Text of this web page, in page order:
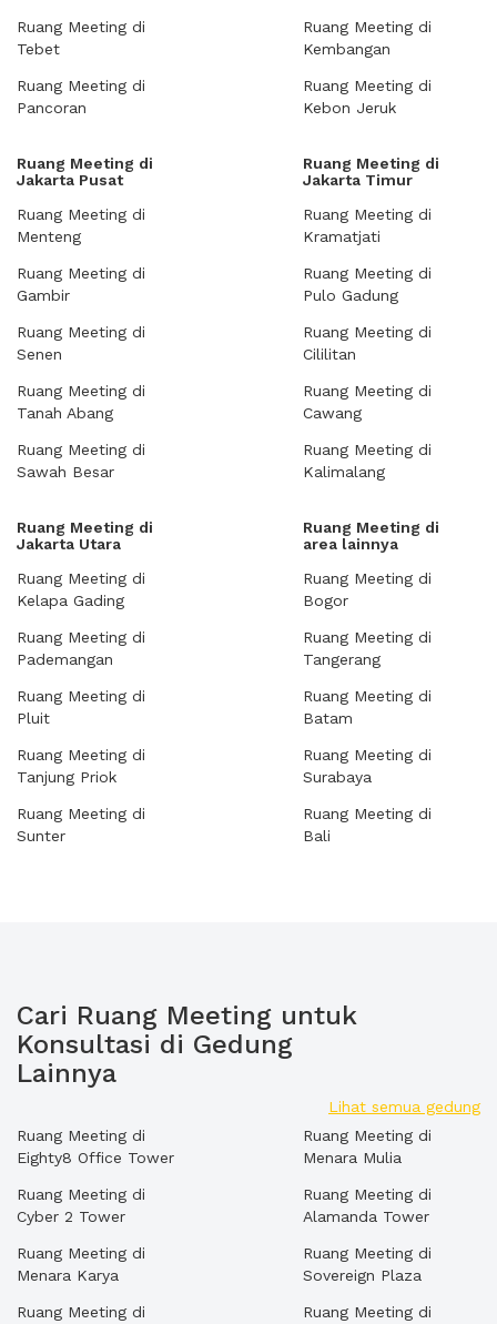
Ruang Meeting di
Tebet
Ruang Meeting di
Pancoran
Ruang Meeting di
Kembangan
Ruang Meeting di
Kebon Jeruk
Ruang Meeting di
Jakarta Pusat
Ruang Meeting di
Menteng
Ruang Meeting di
Gambir
Ruang Meeting di
Senen
Ruang Meeting di
Tanah Abang
Ruang Meeting di
Sawah Besar
Ruang Meeting di
Jakarta Timur
Ruang Meeting di
Kramatjati
Ruang Meeting di
Pulo Gadung
Ruang Meeting di
Cililitan
Ruang Meeting di
Cawang
Ruang Meeting di
Kalimalang
Ruang Meeting di
Jakarta Utara
Ruang Meeting di
Kelapa Gading
Ruang Meeting di
Pademangan
Ruang Meeting di
Pluit
Ruang Meeting di
Tanjung Priok
Ruang Meeting di
Sunter
Ruang Meeting di
area lainnya
Ruang Meeting di
Bogor
Ruang Meeting di
Tangerang
Ruang Meeting di
Batam
Ruang Meeting di
Surabaya
Ruang Meeting di
Bali
Cari Ruang Meeting untuk
Konsultasi di Gedung
Lainnya
Lihat semua gedung
Ruang Meeting di
Eighty8 Office Tower
Ruang Meeting di
Cyber 2 Tower
Ruang Meeting di
Menara Karya
Ruang Meeting di
Ruang Meeting di
Menara Mulia
Ruang Meeting di
Alamanda Tower
Ruang Meeting di
Sovereign Plaza
Ruang Meeting di